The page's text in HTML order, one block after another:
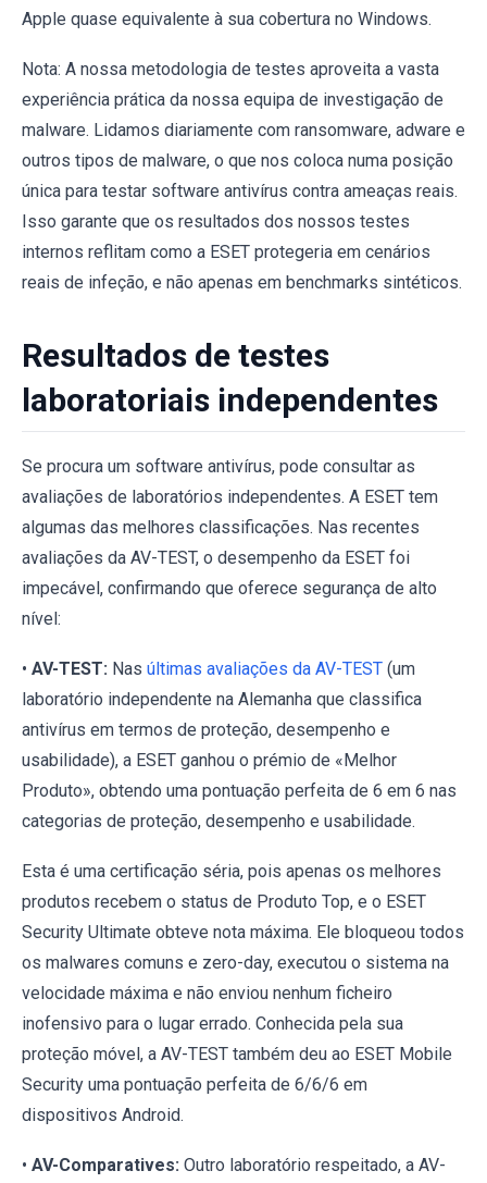
Apple quase equivalente à sua cobertura no Windows.
Nota: A nossa metodologia de testes aproveita a vasta
experiência prática da nossa equipa de investigação de
malware. Lidamos diariamente com ransomware, adware e
outros tipos de malware, o que nos coloca numa posição
única para testar software antivírus contra ameaças reais.
Isso garante que os resultados dos nossos testes
internos reflitam como a ESET protegeria em cenários
reais de infeção, e não apenas em benchmarks sintéticos.
Resultados de testes
laboratoriais independentes
Se procura um software antivírus, pode consultar as
avaliações de laboratórios independentes. A ESET tem
algumas das melhores classificações. Nas recentes
avaliações da AV-TEST, o desempenho da ESET foi
impecável, confirmando que oferece segurança de alto
nível:
• AV-TEST: Nas últimas avaliações da AV-TEST (um
laboratório independente na Alemanha que classifica
antivírus em termos de proteção, desempenho e
usabilidade), a ESET ganhou o prémio de «Melhor
Produto», obtendo uma pontuação perfeita de 6 em 6 nas
categorias de proteção, desempenho e usabilidade.
Esta é uma certificação séria, pois apenas os melhores
produtos recebem o status de Produto Top, e o ESET
Security Ultimate obteve nota máxima. Ele bloqueou todos
os malwares comuns e zero-day, executou o sistema na
velocidade máxima e não enviou nenhum ficheiro
inofensivo para o lugar errado. Conhecida pela sua
proteção móvel, a AV-TEST também deu ao ESET Mobile
Security uma pontuação perfeita de 6/6/6 em
dispositivos Android.
• AV-Comparatives: Outro laboratório respeitado, a AV-